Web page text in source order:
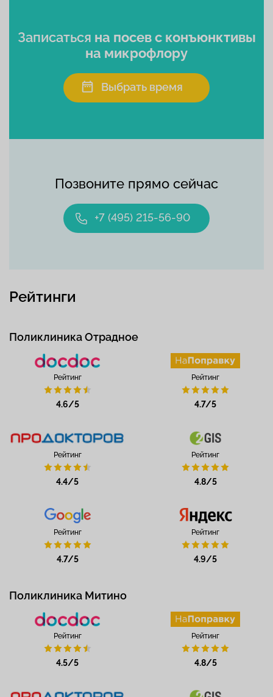
Позвоните прямо сейчас
+7 (495) 215-56-90
Записаться на посев с конъюнктивы
на микрофлору
Выбрать время
Рейтинги
Поликлиника Отрадное
Рейтинг
4.6/5
Рейтинг
4.7/5
Рейтинг
4.4/5
Рейтинг
4.8/5
Рейтинг
4.7/5
Рейтинг
4.9/5
Поликлиника Митино
Рейтинг
4.5/5
Рейтинг
4.8/5